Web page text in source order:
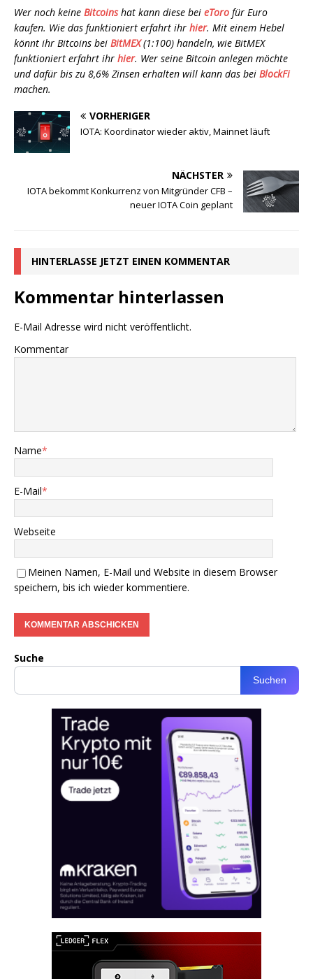
Wer noch keine Bitcoinshat kann diese bei eToro für Euro
kaufen. Wie das funktioniert erfahrt ihr hier. Mit einem Hebel
könnt ihr Bitcoins bei BitMEX(1:100) handeln, wie BitMEX
funktioniert erfahrt ihr hier. Wer seine Bitcoin anlegen möchte
und dafür bis zu 8,6% Zinsen erhalten will kann das bei BlockFi
machen.
VORHERIGER
IOTA: Koordinator wieder aktiv, Mainnet läuft
NÄCHSTER
IOTA bekommt Konkurrenz von Mitgründer CFB –
neuer IOTA Coin geplant
HINTERLASSE JETZT EINEN KOMMENTAR
Kommentar hinterlassen
E-Mail Adresse wird nicht veröffentlicht.
Kommentar
Name*
E-Mail*
Webseite
Meinen Namen, E-Mail und Website in diesem Browser
speichern, bis ich wieder kommentiere.
Suche
Suchen